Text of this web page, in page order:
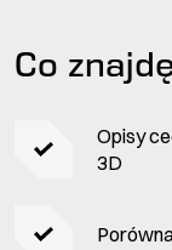
Co
Opisy
3D